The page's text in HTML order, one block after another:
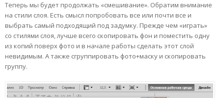
Теперь мы будет продолжать «смешивание». Обратим внимание
на стили слоя. Есть смысл попробовать все или почти все и
выбрать самый подходящий под задумку. Прежде чем «играть»
со стилями слоя, лучше всего скопировать фон и поместить одну
из копий поверх фото и в начале работы сделать этот слой
невидимым. А также сгруппировать фото+маску и скопировать
группу.